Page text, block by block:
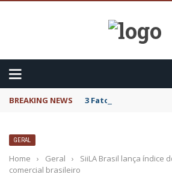
BREAKING NEWS 3 Fatos sobre o
GERAL
Home › Geral ›
SiiLA Brasil lança índice
comercial brasileiro